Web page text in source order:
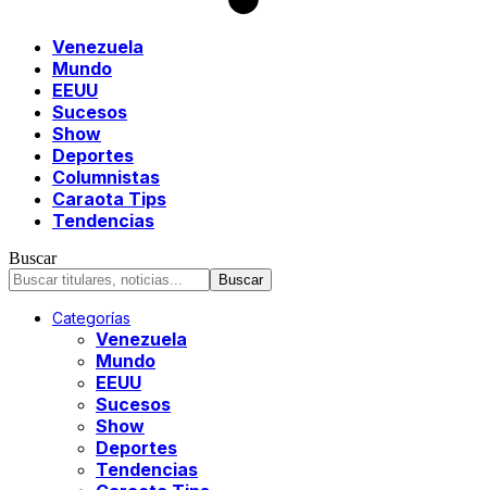
Venezuela
Mundo
EEUU
Sucesos
Show
Deportes
Columnistas
Caraota Tips
Tendencias
Buscar
Categorías
Venezuela
Mundo
EEUU
Sucesos
Show
Deportes
Tendencias